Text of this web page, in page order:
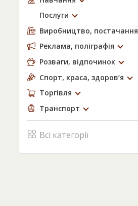
Послуги
Виробництво, постачання
Реклама, поліграфія
Розваги, відпочинок
Спорт, краса, здоров’я
Торгівля
Транспорт
Всі категорії